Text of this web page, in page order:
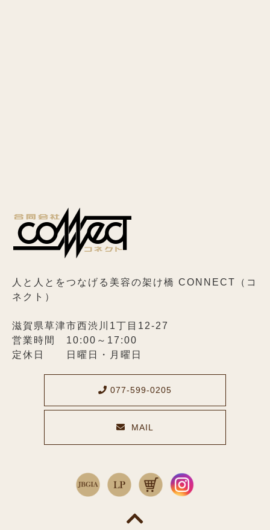
人と人とをつなげる美容の架け橋 CONNECT（コ
ネクト）
滋賀県草津市西渋川1丁目12-27
営業時間 10:00～17:00
定休日 日曜日・月曜日
077-599-0205
MAIL
メールでのお問い合わせ